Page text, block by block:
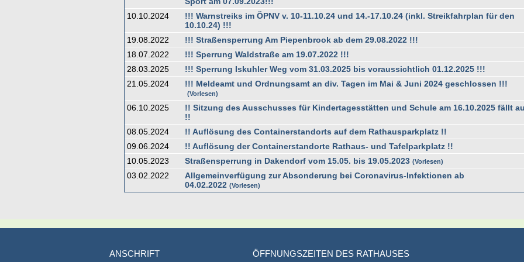
10.10.2024
!!! Warnstreiks im ÖPNV v. 10-11.10.24 und 14.-17.10.24 (inkl. Streikfahrplan für den
10.10.24) !!!
19.08.2022
!!! Straßensperrung Am Piepenbrook ab dem 29.08.2022 !!!
18.07.2022
!!! Sperrung Waldstraße am 19.07.2022 !!!
28.03.2025
!!! Sperrung Iskuhler Weg vom 31.03.2025 bis voraussichtlich 01.12.2025 !!!
21.05.2024
!!! Meldeamt und Ordnungsamt an div. Tagen im Mai & Juni 2024 geschlossen !!!
Vorlesen
06.10.2025
!! Sitzung des Ausschusses für Kindertagesstätten und Schule am 16.10.2025 fällt
!!
08.05.2024
!! Auflösung des Containerstandorts auf dem Rathausparkplatz !!
09.06.2024
!! Auflösung der Containerstandorte Rathaus- und Tafelparkplatz !!
10.05.2023
Straßensperrung in Dakendorf vom 15.05. bis 19.05.2023 Vorlesen
03.02.2022
Allgemeinverfügung zur Absonderung bei Coronavirus-Infektionen ab
04.02.2022
Vorlesen
ANSCHRIFT
ÖFFNUNGSZEITEN DES RATHAUSES